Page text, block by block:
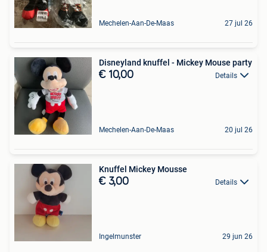
Mechelen-Aan-De-Maas 27 jul 26
Disneyland knuffel - Mickey Mouse party
€ 10,00 Details
Mechelen-Aan-De-Maas 20 jul 26
Knuffel Mickey Mousse
€ 3,00 Details
Ingelmunster 29 jun 26